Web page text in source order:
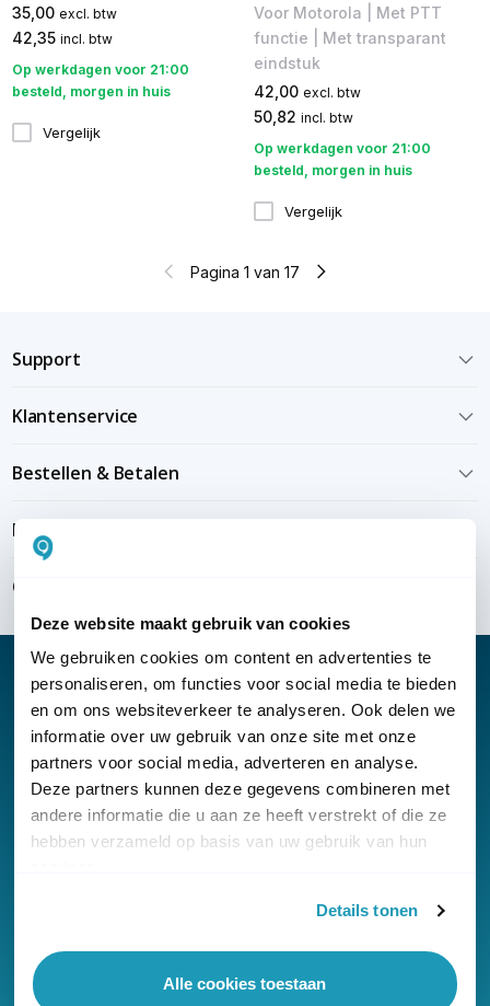
Deze website maakt gebruik van cookies
We gebruiken cookies om content en advertenties te
personaliseren, om functies voor social media te bieden
en om ons websiteverkeer te analyseren. Ook delen we
informatie over uw gebruik van onze site met onze
partners voor social media, adverteren en analyse.
Deze partners kunnen deze gegevens combineren met
andere informatie die u aan ze heeft verstrekt of die ze
hebben verzameld op basis van uw gebruik van hun
Details tonen
Alle cookies toestaan
35,00 excl. btw
42,35 incl. btw
Op werkdagen voor 21:00
besteld, morgen in huis
Vergelijk
Voor Motorola | Met PTT
functie | Met transparant
eindstuk
42,00 excl. btw
50,82 incl. btw
Op werkdagen voor 21:00
besteld, morgen in huis
Vergelijk
Pagina 1 van 17
Support
Klantenservice
Bestellen & Betalen
Bezorgen & installeren
Over KommaGo
© Copyright KommaGo
Algemene voorwaarden
Nieuwsbrief
Klantenservice